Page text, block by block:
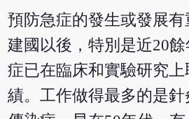
預防急症的發生或發展有
建國以後，特別是近20
症已在臨床和實驗研究
績。工作做得最多的是